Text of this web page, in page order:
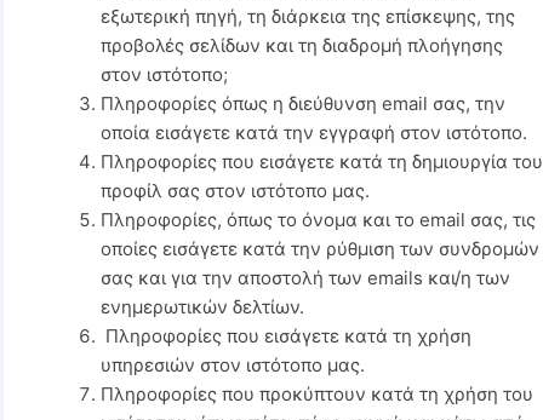
εξωτερική πηγή, τη διάρκεια της επίσκεψης, της
προβολές σελίδων και τη διαδρομή πλοήγησης
στον ιστότοπο;
Πληροφορίες όπως η διεύθυνση email σας, την
οποία εισάγετε κατά την εγγραφή στον ιστότοπο.
Πληροφορίες που εισάγετε κατά τη δημιουργία του
προφίλ σας στον ιστότοπο μας.
Πληροφορίες, όπως το όνομα και το email σας, τις
οποίες εισάγετε κατά την ρύθμιση των συνδρομών
σας και για την αποστολή των emails και/η των
ενημερωτικών δελτίων.
Πληροφορίες που εισάγετε κατά τη χρήση
υπηρεσιών στον ιστότοπο μας.
Πληροφορίες που προκύπτουν κατά τη χρήση του